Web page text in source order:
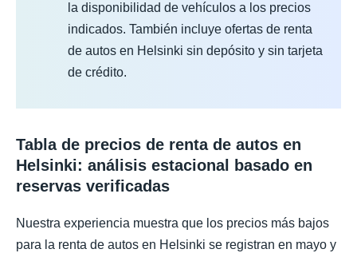
la disponibilidad de vehículos a los precios
indicados. También incluye ofertas de renta
de autos en Helsinki sin depósito y sin tarjeta
de crédito.
Tabla de precios de renta de autos en
Helsinki: análisis estacional basado en
reservas verificadas
Nuestra experiencia muestra que los precios más bajos
para la renta de autos en Helsinki se registran en mayo y